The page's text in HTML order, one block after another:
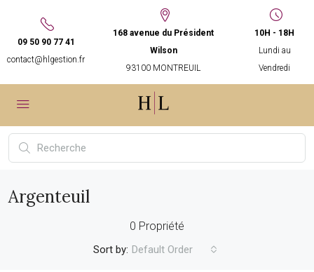
09 50 90 77 41
contact@hlgestion.fr
168 avenue du Président
Wilson
93100 MONTREUIL
10H - 18H
Lundi au
Vendredi
Argenteuil
0 Propriété
Sort by: Default Order